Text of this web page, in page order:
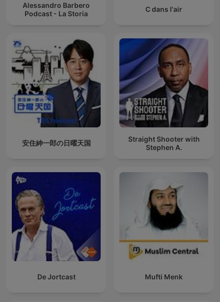
Alessandro Barbero
Podcast - La Storia
C dans l'air
安住紳一郎の日曜天国
Straight Shooter with
Stephen A.
De Jortcast Mufti Menk